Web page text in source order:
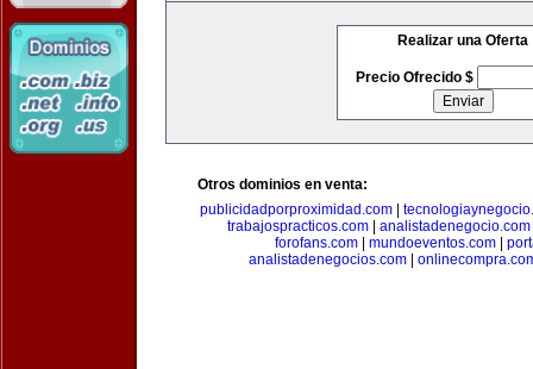
Realizar una Oferta
Precio Ofrecido $
Otros dominios en venta:
publicidadporproximidad.com|
trabajospracticos.com| analistadenegocio.com
forofans.com
mundoeventos.com
analistadenegocios.com